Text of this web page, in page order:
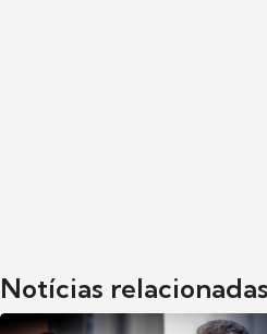
Notícias relacionadas